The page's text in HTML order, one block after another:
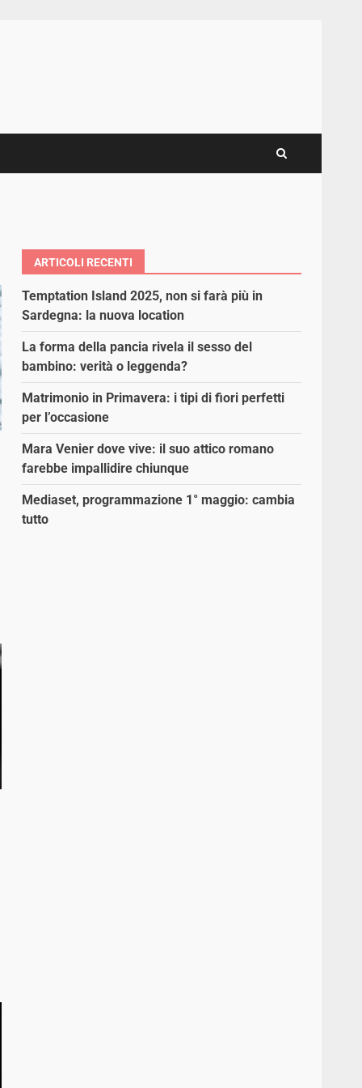
ARTICOLI RECENTI
Temptation Island 2025, non si farà più in
Sardegna: la nuova location
La forma della pancia rivela il sesso del
bambino: verità o leggenda?
Matrimonio in Primavera: i tipi di fiori perfetti
per l’occasione
Mara Venier dove vive: il suo attico romano
farebbe impallidire chiunque
Mediaset, programmazione 1° maggio: cambia
tutto